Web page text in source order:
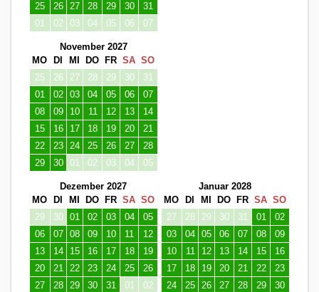
25
26 27 28 29 30
31
01
02 03 04 05 06 07
November 2027
MO
DI MI DO FR SA SO
25
26 27 28 29 30
31
01
02 03 04 05 06
07
08
09 10 11 12 13
14
15
16 17 18 19 20
21
22
23 24 25 26 27
28
29
30 01 02 03 04 05
Dezember 2027
MO
DI MI DO FR SA SO
29
30 01 02 03 04
05
06
07 08 09 10 11
12
13
14 15 16 17 18
19
20
21 22 23 24 25
26
27
28 29 30 31 01
02
Januar 2028
MO
DI MI DO FR SA SO
27
28 29 30 31 01
02
03
04 05 06 07 08
09
10
11 12 13 14 15
16
17
18 19 20 21 22
23
24
25 26 27 28 29
30